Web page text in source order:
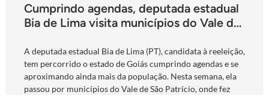
Cumprindo agendas, deputada estadual
Bia de Lima visita municípios do Vale do
A deputada estadual Bia de Lima (PT), candidata à reeleição,
tem percorrido o estado de Goiás cumprindo agendas e se
aproximando ainda mais da população. Nesta semana, ela
passou por municípios do Vale de São Patrício, onde fez